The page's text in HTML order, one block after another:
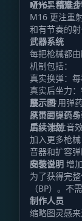
哑光黑色聚
M16：精准
M16 更注重
和有节奏的
武器系统
每把枪械都
机制包括：
真实换弹：
真实后坐力
整。 专用弹
携带的弹药
击。 独立音
展示图
原页面提供
后续计划
加入更多枪
音器和扩容
品整合。 增
安装说明
为了获得完
（BP）。不
制作人员
缩略图灵感